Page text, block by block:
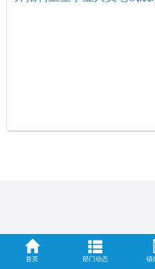
首页 部门动态 镇